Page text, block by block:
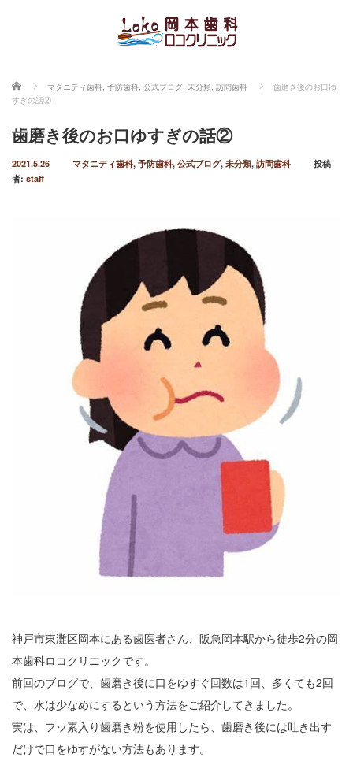
ホーム マタニティ歯科, 予防歯科, 公式ブログ, 未分類, 訪問歯科
歯磨き後のお口ゆ
すぎの話②
歯磨き後のお口ゆすぎの話②
2021.5.26 マタニティ歯科, 予防歯科, 公式ブログ, 未分類, 訪問歯科
投稿
者: staff
神戸市東灘区岡本にある歯医者さん、阪急岡本駅から徒歩2分の岡
本歯科ロコクリニックです。
前回のブログで、歯磨き後に口をゆすぐ回数は1回、多くても2回
で、水は少なめにするという方法をご紹介してきました。
実は、フッ素入り歯磨き粉を使用したら、歯磨き後には吐き出す
だけで口をゆすがない方法もあります。